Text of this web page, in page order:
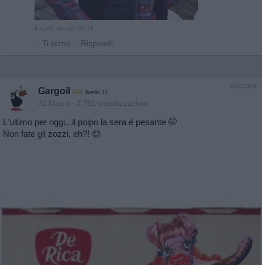
4 Aprile alle ore 08:18
· Ti stimo · Rispondi
Vaccata
Gargoil livello 11
31 Marzo - 2.761 visualizzazioni
L'ultimo per oggi...il polpo la sera è pesante 🤭
Non fate gli zozzi, eh?! 😌